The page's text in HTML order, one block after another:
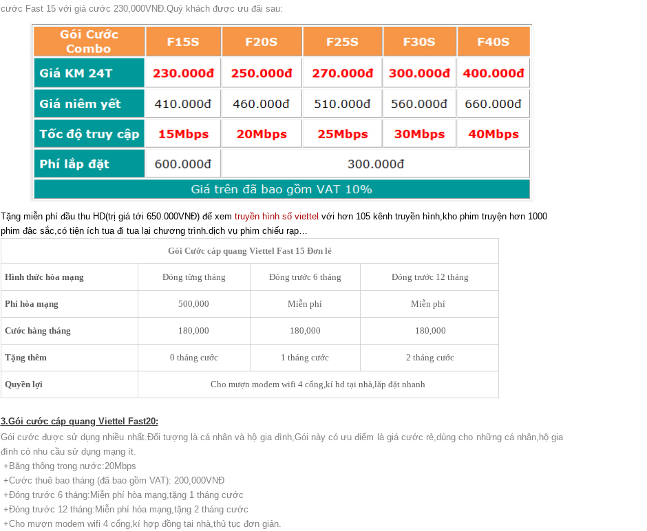
cước Fast 15 với giá cước 230,000VNĐ.Quý khách được ưu đãi sau:
Tặng miễn phí đầu thu HD(trị giá tới 650.000VNĐ) để xem truyền hình số viettel với hơn 105 kênh truyền hình,kho phim truyện hơn 1000
phim đậc sắc,có tiện ích tua đi tua lại chương trình.dịch vụ phim chiếu rạp…
Gói Cước cáp quang Viettel Fast 15 Đơn lẻ
Hình thức hòa mạng Đóng từng tháng Đóng trước 6 tháng Đóng trước 12 tháng
Phí hòa mạng 500,000 Miễn phí Miễn phí
Cước hàng tháng 180,000 180,000 180,000
Tặng thêm 0 tháng cước 1 tháng cước 2 tháng cước
Quyền lợi Cho mượn modem wifi 4 cổng,kí hd tại nhà,lăp đặt nhanh
3.Gói cước cáp quang Viettel Fast20:
Gói cước được sử dụng nhiều nhất.Đối tượng là cá nhân và hộ gia đình,Gói này có ưu điểm là giá cước rẻ,dùng cho những cá nhân,hộ gia
đình có nhu cầu sử dụng mạng ít.
+Băng thông trong nước:20Mbps
+Cước thuê bao tháng (đã bao gồm VAT): 200,000VNĐ
+Đóng trước 6 tháng:Miễn phí hòa mạng,tặng 1 tháng cước
+Đóng trước 12 tháng:Miễn phí hòa mạng,tặng 2 tháng cước
+Cho mượn modem wifi 4 cổng,kí hợp đồng tại nhà,thủ tục đơn giản.